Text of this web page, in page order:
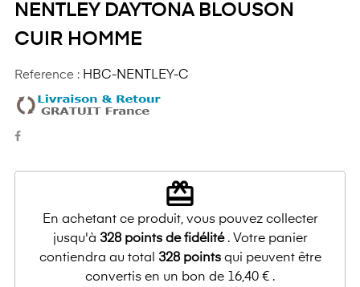
NENTLEY DAYTONA BLOUSON
CUIR HOMME
Reference : HBC-NENTLEY-C
redeem
En achetant ce produit, vous pouvez collecter
jusqu'à 328points de fidélité. Votre panier
contiendra au total 328pointsqui peuvent être
convertis en un bon de 16,40 € .